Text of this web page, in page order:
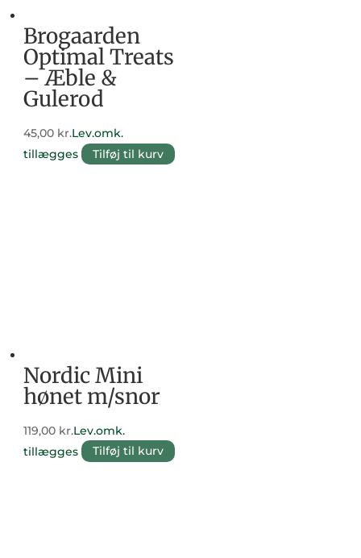
Brogaarden
Optimal Treats
– Æble &
Gulerod
45,00 kr.Lev.omk.
tillægges
Tilføj til kurv
Nordic Mini
hønet m/snor
119,00 kr.Lev.omk.
tillægges
Tilføj til kurv